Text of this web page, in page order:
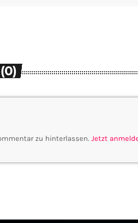
zu hinterlassen. Jetzt